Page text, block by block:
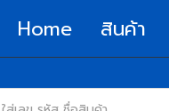
Home สินค้า